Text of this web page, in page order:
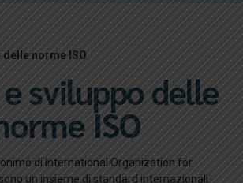
norme ISO
sviluppo delle
ISO
di International Organization for
un insieme di standard internazionali